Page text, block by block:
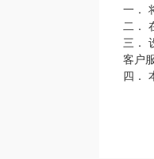
一．
二．
三．
客户
四．